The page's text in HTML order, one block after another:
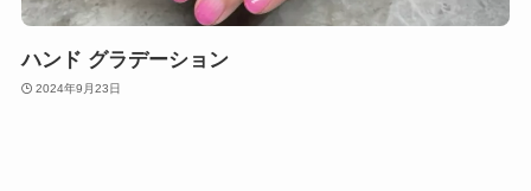
ハンド グラデーション
2024年9月23日